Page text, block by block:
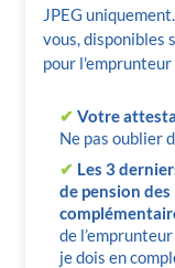
JPEG
vous, disponibles
pour
✔ Votre
Ne pas oublier
✔ Les 3
de pension
de
je dois en